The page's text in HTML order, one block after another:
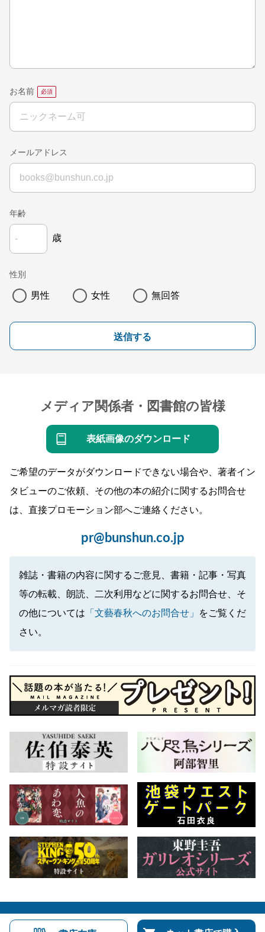
お名前
メールアドレス
年齢
歳
性別
男性 女性 無回答
送信する
メディア関係者・図書館の皆様
表紙画像のダウンロード
ご希望のデータがダウンロードできない場合や、著者イン
タビューのご依頼、その他の本の紹介に関するお問合せ
は、直接プロモーション部へご連絡ください。
pr@bunshun.co.jp
雑誌・書籍の内容に関するご意見、書籍・記事・写真
等の転載、朗読、二次利用などに関するお問合せ、そ
の他については 「文藝春秋へのお問合せ」
をご覧くだ
さい。
会社概要 自費出版のご案内 お問合せ